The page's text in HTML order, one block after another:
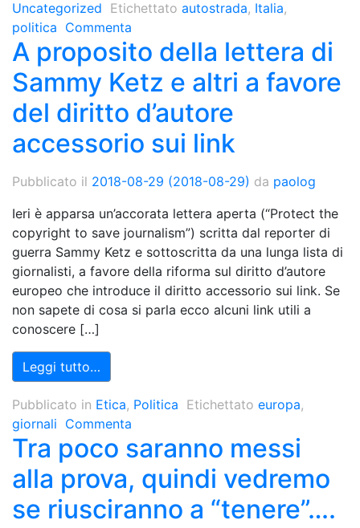
Uncategorized Etichettato autostrada, Italia,
politica Commenta
A proposito della lettera di
Sammy Ketz e altri a favore
del diritto d’autore
accessorio sui link
Pubblicato il 2018-08-29 (2018-08-29) da paolog
Ieri è apparsa un’accorata lettera aperta (“Protect the
copyright to save journalism”) scritta dal reporter di
guerra Sammy Ketz e sottoscritta da una lunga lista di
giornalisti, a favore della riforma sul diritto d’autore
europeo che introduce il diritto accessorio sui link. Se
non sapete di cosa si parla ecco alcuni link utili a
conoscere […]
Leggi tutto…
Pubblicato in Etica, Politica Etichettato europa,
giornali Commenta
Tra poco saranno messi
alla prova, quindi vedremo
se riusciranno a “tenere”….